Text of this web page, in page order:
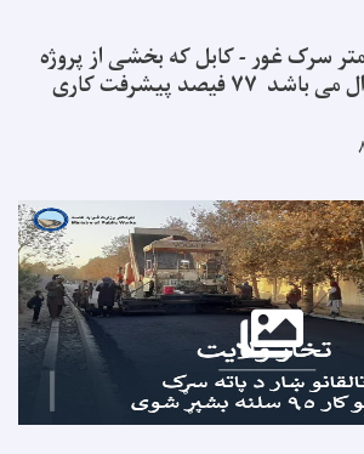
غور - کابل که بخشی از پروژه
چغچران – گردندیوال می باشد ۷۷ فیصد پیشرفت کاری